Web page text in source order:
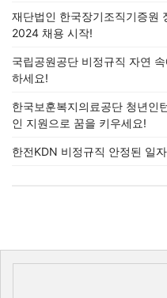
재단법인 한국장기조직기증원
2024 채용 시작!
국립공원공단 비정규직 자연
하세요!
한국보훈복지의료공단 청년인
인 지원으로 꿈을 키우세요!
한전KDN 비정규직 안정된 일